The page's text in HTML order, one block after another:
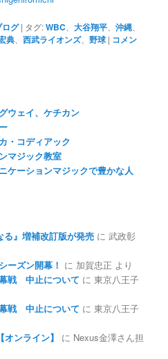
ログ | タグ:WBC 、大谷翔平 、沖縄
典 、西武ライオンズ、野球 | コメン
ェイ、ケチカン
コディアック
ジック教室
ーションマジックで豊かな人
る』増補改訂版が発売 に武政彰
ズン開幕！ に 加賀忠正 より
戦 中止について に東京八王子
戦 中止について に東京八王子
ンライン】
に Nexus金澤さん担